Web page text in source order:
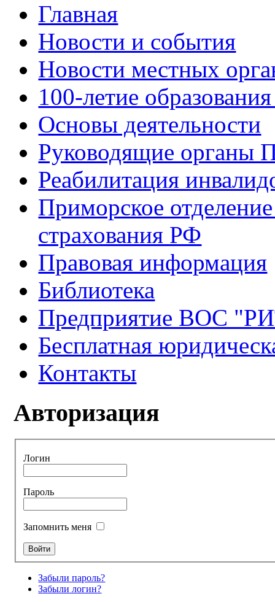
Главная
Новости и события
Новости местных
100-летие
Основы деятельности
Руководящие органы
Реабилитация
Приморское
страхования РФ
Правовая информация
Библиотека
Предприятие ВОС
Бесплатная
Контакты
Авторизация
Логин
Пароль
Запомнить меня
Забыли пароль?
Забыли логин?